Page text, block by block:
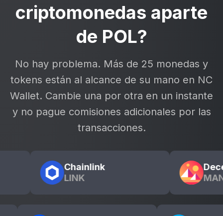
criptomonedas aparte
de POL?
No hay problema. Más de 25 monedas y
tokens están al alcance de su mano en NC
Wallet. Cambie una por otra en un instante
y no pague comisiones adicionales por las
transacciones.
Bitcoin